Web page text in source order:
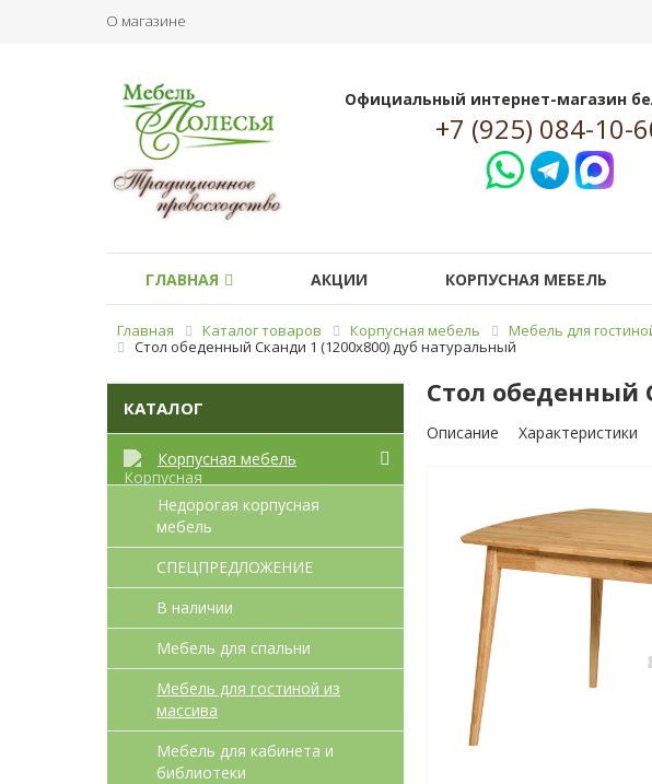
О магазине
Официальный интернет-магазин
+7 (925) 084-10-
ГЛАВНАЯ АКЦИИ КОРПУСНАЯ МЕБЕЛЬ
Главная Каталог товаров Корпусная мебель Мебель для
Стол обеденный Сканди 1 (1200x800) дуб натуральный
КАТАЛОГ
Корпусная мебель
Недорогая корпусная
мебель
СПЕЦПРЕДЛОЖЕНИЕ
В наличии
Мебель для спальни
Мебель для гостиной из
массива
Мебель для кабинета и
библиотеки
Стол обеденный
Описание Характеристики